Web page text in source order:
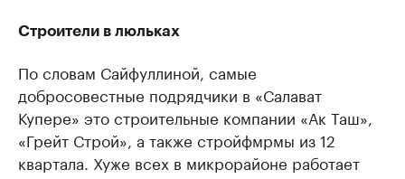
Строители в люльках
По словам Сайфуллиной, самые
добросовестные подрядчики в «Салават
Купере» это строительные компании «Ак Таш»,
«Грейт Строй», а также стройфмрмы из 12
квартала. Хуже всех в микрорайоне работает